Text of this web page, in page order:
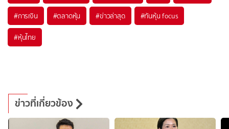
#การเงิน #ตลาดหุ้น #ข่าวล่าสุด #ทันหุ้น focus
#หุ้นไทย
ข่าวที่เกี่ยวข้อง